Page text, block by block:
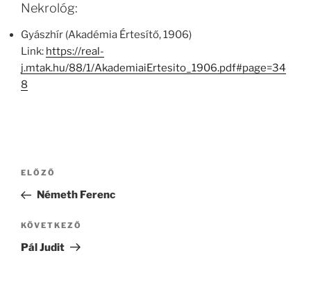
Nekrológ:
Gyászhír (Akadémia Értesítő, 1906)
Link: https://real-
j.mtak.hu/88/1/AkademiaiErtesito_1906.pdf#page=34
8
Bejegyzés
Korábbi
bejegyzés
ELŐZŐ
Németh Ferenc
Következő
bejegyzés
KÖVETKEZŐ
Pál Judit